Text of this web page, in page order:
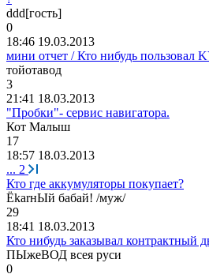
ddd[гость]
0
18:46 19.03.2013
мини отчет / Кто нибудь пользовал
тойотавод
3
21:41 18.03.2013
"Пробки"- сервис навигатора.
Кот Малыш
17
18:57 18.03.2013
... 2
Кто где аккумуляторы покупает?
ЁkarнЫй бабай! /муж/
29
18:41 18.03.2013
Кто нибудь заказывал контрактный
ПЫжеВОД всея руси
0